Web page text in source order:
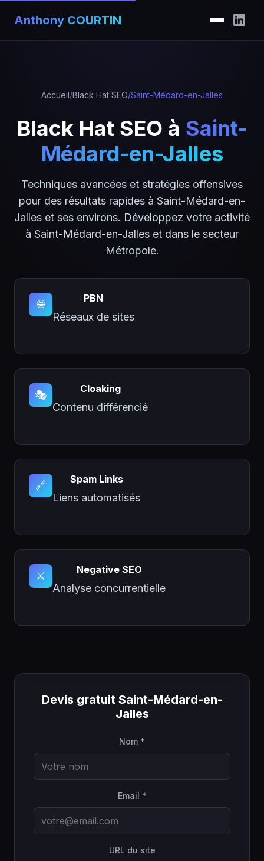
Anthony COURTIN
Accueil/Black Hat SEO/Saint-Médard-en-Jalles
Black Hat SEO à Saint-
Médard-en-Jalles
Techniques avancées et stratégies offensives
pour des résultats rapides à Saint-Médard-en-
Jalles et ses environs. Développez votre activité
à Saint-Médard-en-Jalles et dans le secteur
Métropole.
🌐 PBN
Réseaux de sites
🎭 Cloaking
Contenu différencié
🔗 Spam Links
Liens automatisés
⚔️ Negative SEO
Analyse concurrentielle
Devis gratuit Saint-Médard-en-
Jalles
Nom *
Email *
URL du site